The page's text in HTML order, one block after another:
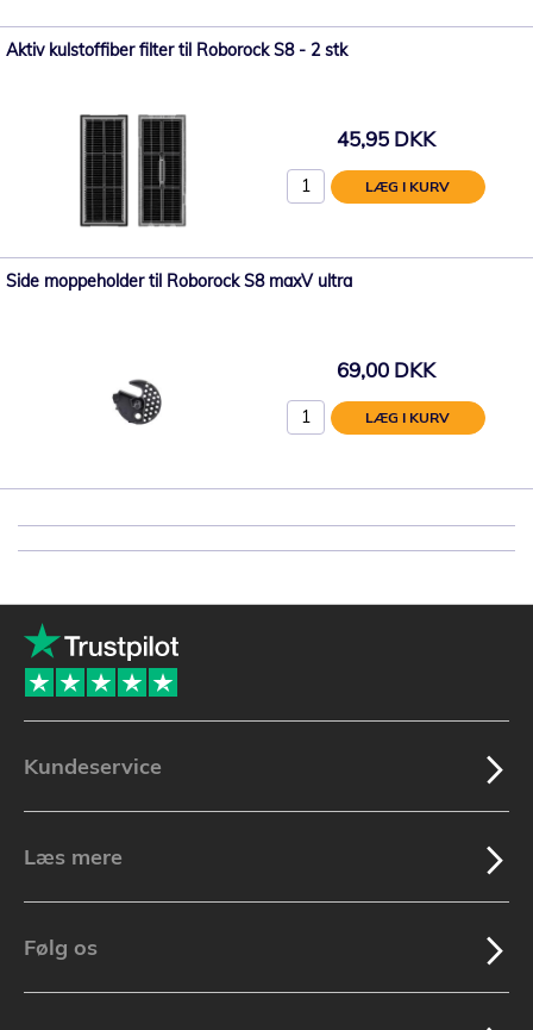
Aktiv kulstoffiber filter til Roborock S8 - 2 stk
45,95 DKK
LÆG I KURV
Side moppeholder til Roborock S8 maxV ultra
69,00 DKK
LÆG I KURV
Kundeservice
Læs mere
Følg os